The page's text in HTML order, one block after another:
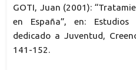
GOTI, Juan (2001):
en España”, en:
dedicado a Juventud,
141-152.